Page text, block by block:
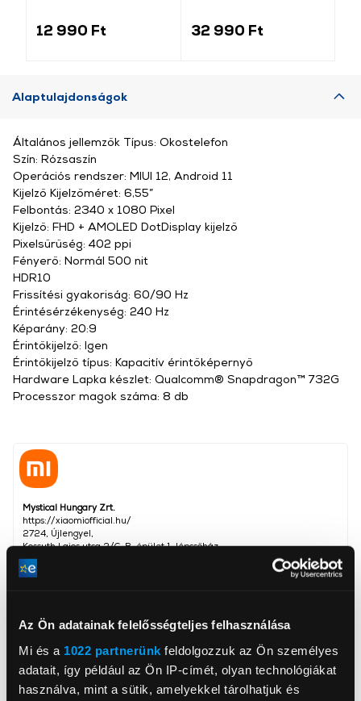
Az Ön adatainak felelősségteljes felhasználása
Mi és a 1022 partnerünk feldolgozzuk az Ön személyes
adatait, így például az Ön IP-címét, olyan technológiákat
használva, mint a sütik, amelyekkel tárolhatjuk és
12 990 Ft 32 990 Ft
Alaptulajdonságok
Mystical Hungary Zrt.
https://xiaomiofficial.hu/
2724, Újlengyel,
Kossuth Lajos utca 2/C. B. épület 1. lépcsőház
Kijelző felbontása
2400x1080
Dual SIM
Igen
Operációs rendszer
Android
Általános jellemzők Típus: Okostelefon
Szín: Rózsaszín
Operációs rendszer: MIUI 12, Android 11
Kijelző Kijelzőméret: 6,55”
Felbontás: 2340 x 1080 Pixel
Kijelző: FHD + AMOLED DotDisplay kijelző
Pixelsűrűség: 402 ppi
Fényerő: Normál 500 nit
HDR10
Frissítési gyakoriság: 60/90 Hz
Érintésérzékenység: 240 Hz
Képarány: 20:9
Érintőkijelző: Igen
Érintőkijelző típus: Kapacitív érintőképernyő
Hardware Lapka készlet: Qualcomm® Snapdragon™ 732G
Processzor magok száma: 8 db